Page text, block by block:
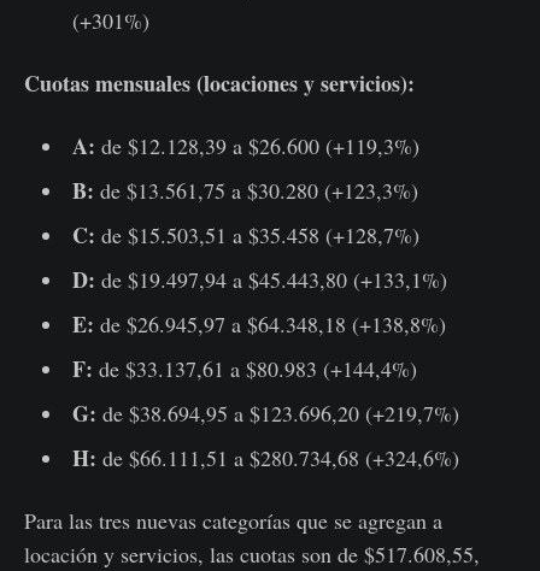
(+301%)
Cuotas mensuales (locaciones y servicios):
A: de $12.128,39 a $26.600 (+119,3%)
B: de $13.561,75 a $30.280 (+123,3%)
C: de $15.503,51 a $35.458 (+128,7%)
D: de $19.497,94 a $45.443,80 (+133,1%)
E: de $26.945,97 a $64.348,18 (+138,8%)
F: de $33.137,61 a $80.983 (+144,4%)
G: de $38.694,95 a $123.696,20 (+219,7%)
H: de $66.111,51 a $280.734,68 (+324,6%)
Para las tres nuevas categorías que se agregan a
locación y servicios, las cuotas son de $517.608,55,